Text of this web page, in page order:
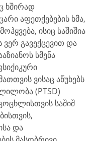
ხშირად
აფეთქებების ხმა,
ისიც საშიშია
გავექცევით და
სმენა
ვისაც აწუხებს
(PTSD)
საშიშ
და